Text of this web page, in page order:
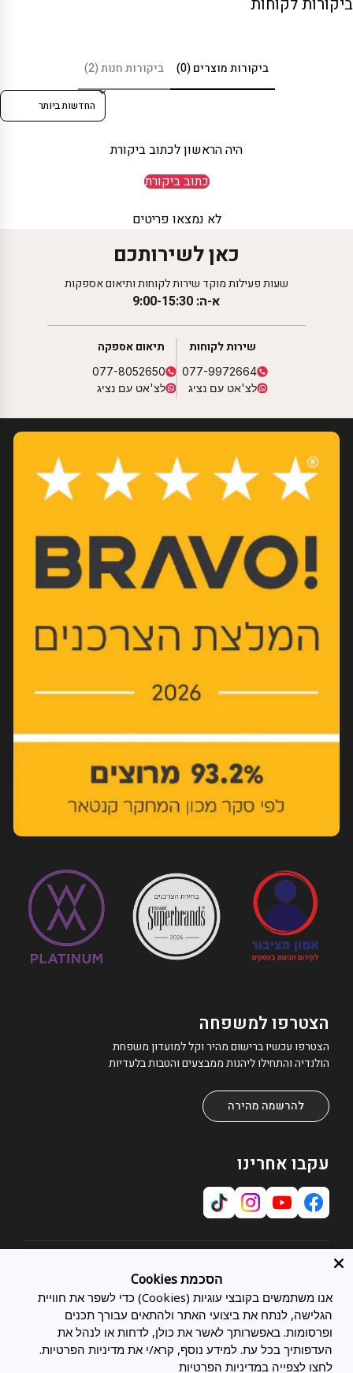
ביקורות מוצרים (0) ביקורות חנות (2)
Sort reviews by
היה הראשון לכתוב ביקורת
כתוב ביקורת
לא נמצאו פריטים
כאן לשירותכם
שעות פעילות מוקד שירות לקוחות ותיאום אספקות
א-ה: 9:00-15:30
שירות לקוחות
077-9972664
לצ'אט עם נציג
תיאום אספקה
077-8052650
לצ'אט עם נציג
שירות לקוחות
צרו קשר
מועדון לקוחות
בלוג
סניפים
תחומי התמחות
כל המיטות
מיטות מתכווננות
מיטות זוגיות
משפטי
הצטרפו למשפחה
הצטרפו עכשיו ברישום מהיר וקל למועדון משפחת
הולנדיה והתחילו ליהנות ממבצעים והטבות בלעדיות
להרשמה מהירה
עקבו אחרינו
הסכמת Cookies
אנו משתמשים בקובצי עוגיות (Cookies) כדי לשפר את חוויית
הגלישה, לנתח את ביצועי האתר ולהתאים עבורך תכנים
ופרסומות. באפשרותך לאשר את כולן, לדחות או לנהל את
העדפותיך בכל עת. למידע נוסף, קרא/י את מדיניות הפרטיות.
לחצו לצפייה במדיניות הפרטיות